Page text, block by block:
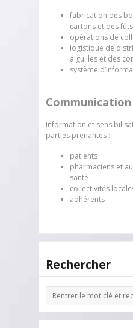
fabrication des
cartons et des
opérations de
logistique de
aiguilles et des
système
Communication
Information et
parties prenantes :
patients
pharmaciens et
santé
collectivités
adhérents
Rechercher